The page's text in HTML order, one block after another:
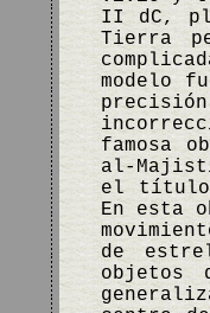
II dC,
Tierra
modelo
famosa
al-
el título
En esta
de
objetos